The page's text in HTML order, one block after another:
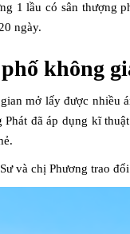
1 lầu có sân thượng
ngày.
không
mở lấy được nhiều
Phát đã áp dụng kĩ
và chị Phương trao